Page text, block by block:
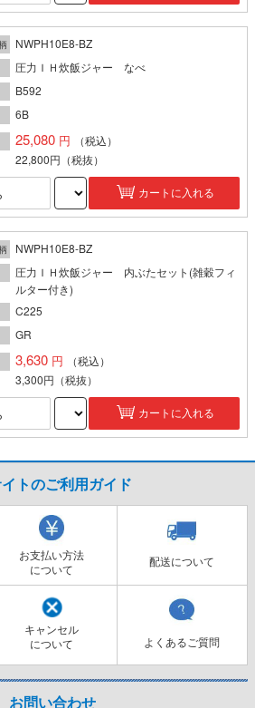
NWPH10E8-BZ
圧力ＩＨ炊飯ジャー なべ
B592
6B
25,080
（税込）
22,800円 （税抜）
カートに入れる
NWPH10E8-BZ
圧力ＩＨ炊飯ジャー 内ぶたセット(雑穀フィ
ルター付き)
C225
GR
3,630
（税込）
3,300円 （税抜）
カートに入れる
トのご利用ガイド
お支払い方法
について
配送について
キャンセル
について
よくあるご質問
お問い合わせ